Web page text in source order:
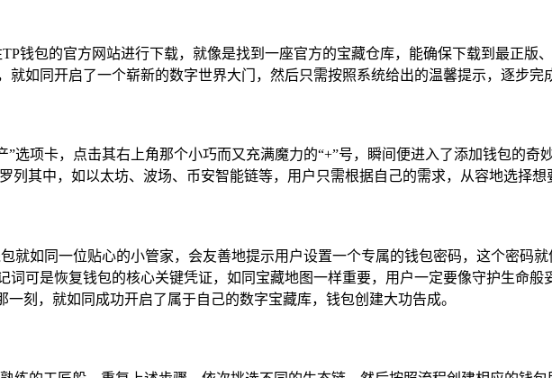
钱包的官方网站进行下载，就像是找到一座官方的宝藏仓库，能确保下载到最正版
如同开启了一个崭新的数字世界大门，然后只需按照系统给出的温馨提示，逐步完
选项卡，点击其右上角那个小巧而又充满魔力的“+”号，瞬间便进入了添加钱包的奇
列其中，如以太坊、波场、币安智能链等，用户只需根据自己的需求，从容地选择想
就如同一位贴心的小管家，会友善地提示用户设置一个专属的钱包密码，这个密码
词可是恢复钱包的核心关键凭证，如同宝藏地图一样重要，用户一定要像守护生命
刻，就如同成功开启了属于自己的数字宝藏库，钱包创建大功告成。